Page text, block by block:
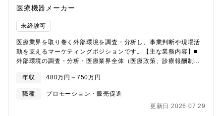
夫ですので、着実に仕事の幅を広げていってください◎【組織構
医療機器メーカー
未経験可
医療業界を取り巻く外部環境を調査・分析し、事業判断や現場活
動を支えるマーケティングポジションです。【主な業務内容】■
外部環境の調査・分析・医療業界全体（医療政策、診療報酬制
し、調査結果をもとに、当社事業・製品・販売活動への影響を整
理・分析■ 行政・制度関連情報の収集・厚生労働省、中央社会保
険医療協議会（中医協）等の行政機関から発信される定期・不定
期の公開資料、通知、議事録等の収集■ 分析結果の整理・可視
年収 480万円～750万円
職種
プロモーション・販売促進
更新日 2026.07.29